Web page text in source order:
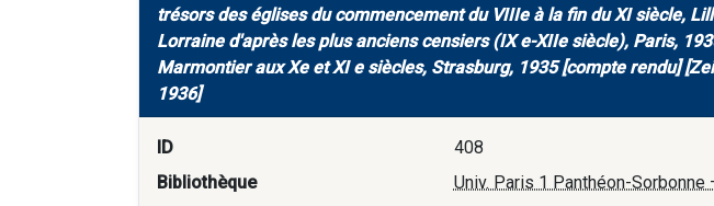
trésors des églises du commencement du VIIIe à la fin du XI siècle,
Lorraine d'après les plus anciens censiers (IX e-XIIe siècle), Paris,
Marmontier aux Xe et XI e siècles, Strasburg, 1935 [compte rendu]
1936]
ID
408
Bibliothèque
Univ. Paris 1 Panthéon-